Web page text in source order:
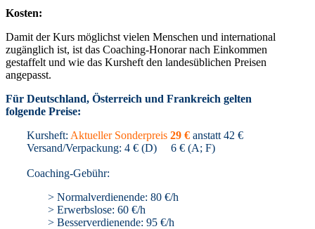
Kosten:
Damit der Kurs möglichst vielen Menschen und international
zugänglich ist, ist das Coaching-Honorar nach Einkommen
gestaffelt und wie das Kursheft den landesüblichen Preisen
angepasst.
Für Deutschland, Österreich und Frankreich gelten
folgende Preise:
Kursheft: Aktueller Sonderpreis 29 € anstatt 42 €
Versand/Verpackung: 4 € (D) 6 € (A; F)
Coaching-Gebühr:
> Normalverdienende: 80 €/h
> Erwerbslose: 60 €/h
> Besserverdienende: 95 €/h